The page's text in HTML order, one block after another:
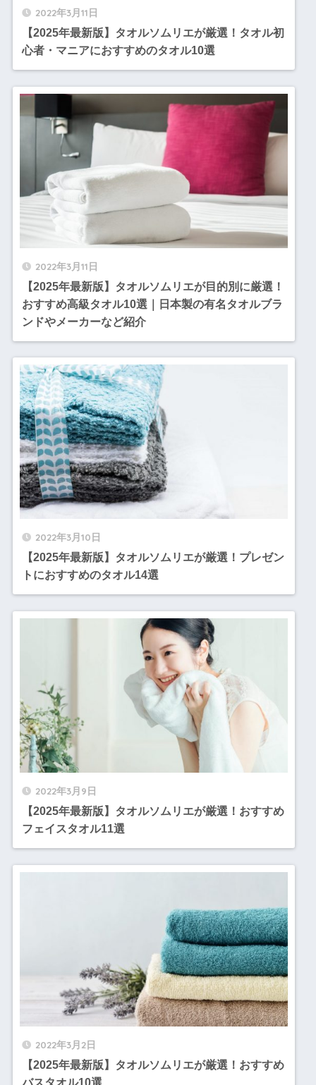
2022年3月11日
【2025年最新版】タオルソムリエが厳選！タオル初
心者・マニアにおすすめのタオル10選
2022年3月11日
【2025年最新版】タオルソムリエが目的別に厳選！
おすすめ高級タオル10選｜日本製の有名タオルブラ
ンドやメーカーなど紹介
2022年3月10日
【2025年最新版】タオルソムリエが厳選！プレゼン
トにおすすめのタオル14選
2022年3月9日
【2025年最新版】タオルソムリエが厳選！おすすめ
フェイスタオル11選
2022年3月2日
【2025年最新版】タオルソムリエが厳選！おすすめ
バスタオル10選